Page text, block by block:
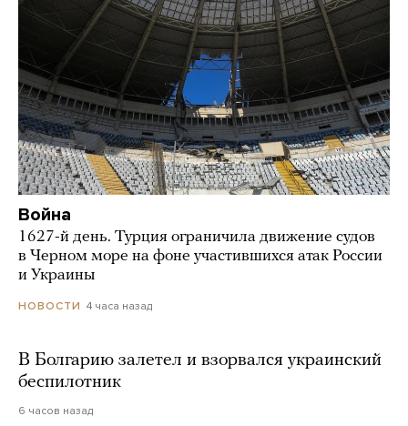
Война
1627-й день. Турция ограничила движение судов
в Черном море на фоне участившихся атак России
и Украины
НОВОСТИ 4 часа назад
В Болгарию залетел и взорвался украинский
беспилотник
6 часов назад